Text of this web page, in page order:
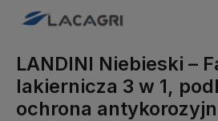
LANDINI Niebieski –
lakiernicza 3 w 1,
ochrona